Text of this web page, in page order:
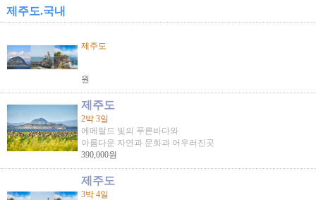
제주도.국내
제주도
원
제주도
2박 3일
에메랄드 빛의 푸른바다와
아름다운 자연과 문화과 어우러진곳
390,000원
제주도
3박 4일